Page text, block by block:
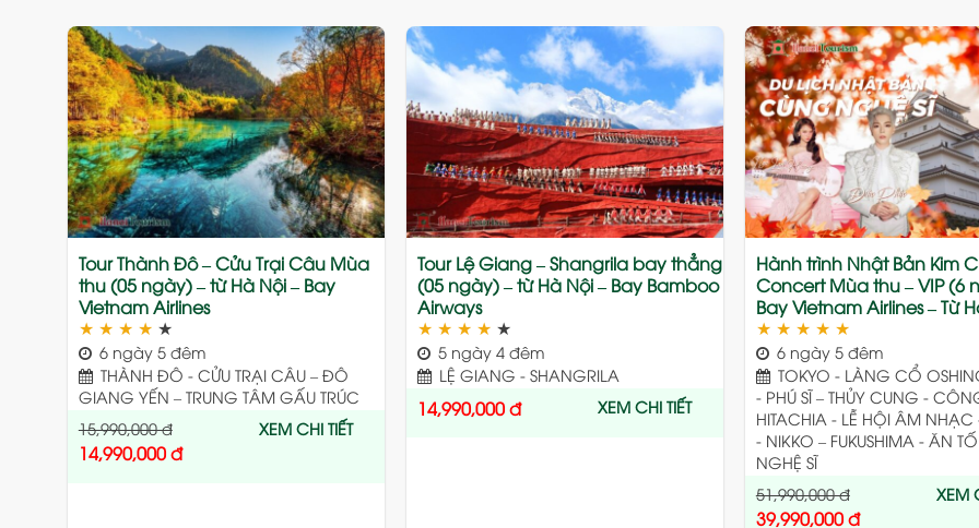
Add
to
wishlist
Tour Thành Đô – Cửu Trại Câu Mùa
thu (05 ngày) – từ Hà Nội – Bay
Vietnam Airlines
★ ★ ★ ★ ★
6 ngày 5 đêm
THÀNH ĐÔ - CỬU TRẠI CÂU – ĐÔ
GIANG YẾN – TRUNG TÂM GẤU TRÚC
15,990,000đ
14,990,000đ
XEM CHI TIẾT
Add
to
wishlist
Tour Lệ Giang – Shangrila bay thẳng
(05 ngày) – từ Hà Nội – Bay Bamboo
Airways
★ ★ ★ ★ ★
5 ngày 4 đêm
LỆ GIANG - SHANGRILA
14,990,000đ XEM CHI TIẾT
Hành trình Nhật Bản Kim
Concert Mùa thu – VIP (6
Bay Vietnam Airlines – Từ
★ ★ ★ ★ ★
6 ngày 5 đêm
TOKYO - LÀNG CỔ
- PHÚ SĨ – THỦY CUNG -
HITACHIA - LỄ HỘI ÂM NHẠC
- NIKKO – FUKUSHIMA - ĂN
NGHỆ SĨ
51,990,000đ
39,990,000đ
XEM